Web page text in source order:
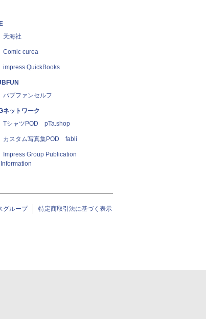
天海社
Comic curea
impress QuickBooks
パブファンセルフ
ネットワーク
TシャツPOD pTa.shop
カスタム写真集POD fabli
Impress Group Publication
Information
グループ 特定商取引法に基づく表示